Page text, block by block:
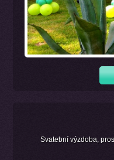
Svatební výzdoba,